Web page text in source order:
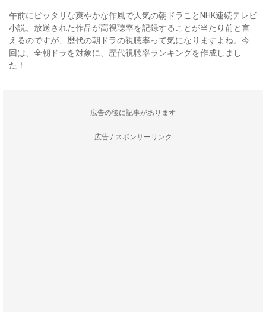
午前にピッタリな爽やかな作風で人気の朝ドラことNHK連続テレビ
小説。放送された作品が高視聴率を記録することが当たり前と言
えるのですが、歴代の朝ドラの視聴率って気になりますよね。今
回は、全朝ドラを対象に、歴代視聴率ランキングを作成しまし
た！
--------------------広告の後に記事があります--------------------
広告 / スポンサーリンク